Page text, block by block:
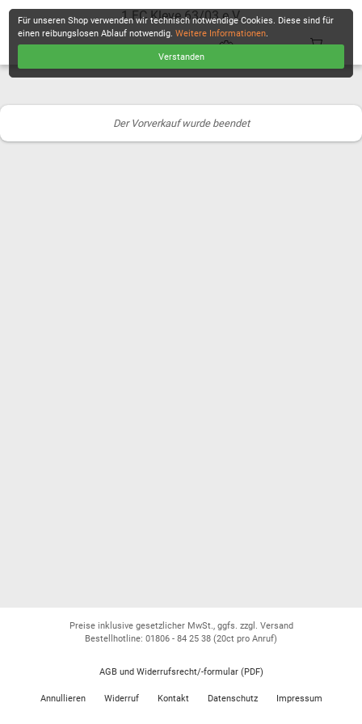
1.FC Kleve 63/03 e.V.
Der Vorverkauf wurde beendet
Für unseren Shop verwenden wir technisch notwendige Cookies. Diese sind für
einen reibungslosen Ablauf notwendig.Weitere Informationen.
Verstanden
Preise inklusive gesetzlicher MwSt., ggfs. zzgl. Versand
Bestellhotline: 01806 - 84 25 38 (20ct pro Anruf)
AGB und Widerrufsrecht/-formular (PDF)
Annullieren Widerruf Kontakt Datenschutz Impressum